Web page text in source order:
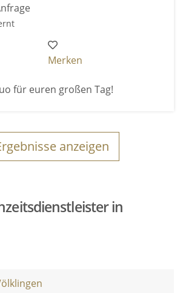
Merken
für euren großen Tag!
anzeigen
in